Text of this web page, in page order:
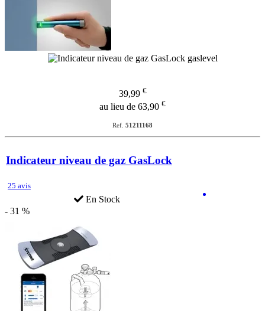
39,99 €
au lieu de 63,90 €
Ref. 51211168
Indicateur niveau de gaz GasLock
25 avis
En Stock
- 31 %